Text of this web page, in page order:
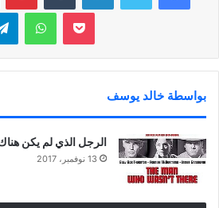
بوكيت واتساب
بواسطة خالد يوسف
الرجل الذي لم يكن
13 نوفمبر، 2017